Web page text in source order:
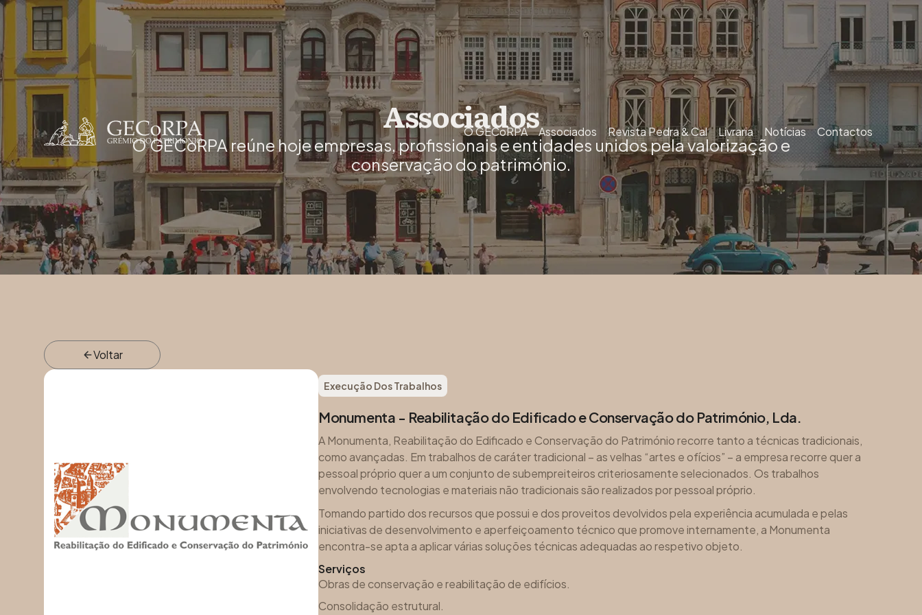
O GECoRPA Associados Revista Pedra & Cal Livraria Notícias Contactos
Associados
O GECoRPA reúne hoje empresas, profissionais e entidades unidos pela valorização e
conservação do património.
Voltar
Execução Dos Trabalhos
Monumenta - Reabilitação do Edificado e Conservação do Património, Lda.
A Monumenta, Reabilitação do Edificado e Conservação do Património recorre tanto a técnicas tradicionais,
como avançadas. Em trabalhos de caráter tradicional – as velhas “artes e ofícios” – a empresa recorre quer a
pessoal próprio quer a um conjunto de subempreiteiros criteriosamente selecionados. Os trabalhos
envolvendo tecnologias e materiais não tradicionais são realizados por pessoal próprio.
Tomando partido dos recursos que possui e dos proveitos devolvidos pela experiência acumulada e pelas
iniciativas de desenvolvimento e aperfeiçoamento técnico que promove internamente, a Monumenta
encontra-se apta a aplicar várias soluções técnicas adequadas ao respetivo objeto.
Serviços
Obras de conservação e reabilitação de edifícios.
Consolidação estrutural.